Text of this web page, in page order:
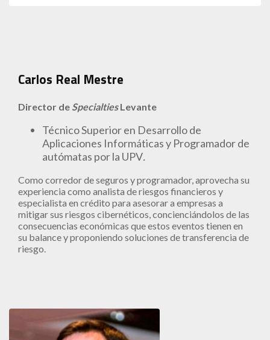
Carlos Real Mestre
Director de SpecialtiesLevante
Técnico Superior en Desarrollo de
Aplicaciones Informáticas y Programador de
autómatas por la UPV.
Como corredor de seguros y programador, aprovecha su
experiencia como analista de riesgos financieros y
especialista en crédito para asesorar a empresas a
mitigar sus riesgos cibernéticos, concienciándolos de las
consecuencias económicas que estos eventos tienen en
su balance y proponiendo soluciones de transferencia de
riesgo.